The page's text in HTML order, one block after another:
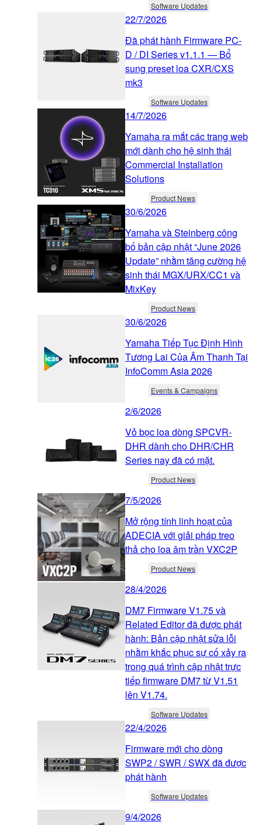
Software Updates
22/7/2026
Đã phát hành Firmware PC-
D / DI Series v1.1.1 — Bổ
sung preset loa CXR/CXS
mk3
Software Updates
14/7/2026
Yamaha ra mắt các trang web
mới dành cho hệ sinh thái
Commercial Installation
Solutions
Product News
30/6/2026
Yamaha và Steinberg công
bố bản cập nhật “June 2026
Update” nhằm tăng cường hệ
sinh thái MGX/URX/CC1 và
MixKey
Product News
30/6/2026
Yamaha Tiếp Tục Định Hình
Tương Lai Của Âm Thanh Tại
InfoComm Asia 2026
Events & Campaigns
2/6/2026
Vỏ bọc loa dòng SPCVR-
DHR dành cho DHR/CHR
Series nay đã có mặt.
Product News
7/5/2026
Mở rộng tính linh hoạt của
ADECIA với giải pháp treo
thả cho loa âm trần VXC2P
Product News
28/4/2026
DM7 Firmware V1.75 và
Related Editor đã được phát
hành: Bản cập nhật sửa lỗi
nhằm khắc phục sự cố xảy ra
trong quá trình cập nhật trực
tiếp firmware DM7 từ V1.51
lên V1.74.
Software Updates
22/4/2026
Firmware mới cho dòng
SWP2 / SWR / SWX đã được
phát hành
Software Updates
9/4/2026